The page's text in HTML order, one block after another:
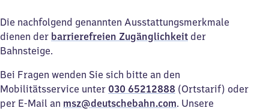
Die nachfolgend genannten Ausstattungsmerkmale
dienen der barrierefreien Zugänglichkeit der
Bahnsteige.
Bei Fragen wenden Sie sich bitte an den
Mobilitätsservice unter 030 65212888 (Ortstarif) oder
per E-Mail an msz@deutschebahn.com. Unsere